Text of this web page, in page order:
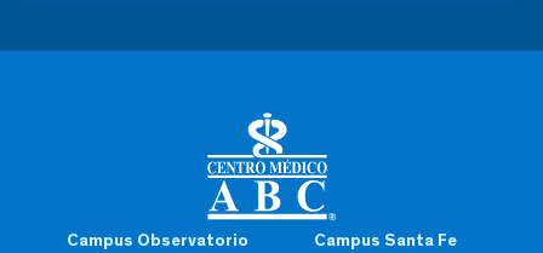
Campus Observatorio Campus Santa Fe